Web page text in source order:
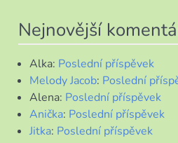
Nejnovější
Alka: Poslední příspěvek
Melody Jacob: Poslední
Alena: Poslední příspěvek
Anička: Poslední příspěvek
Jitka: Poslední příspěvek